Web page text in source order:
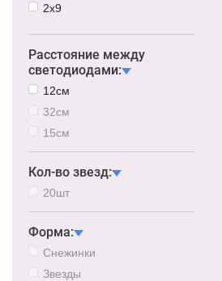
2х9
Расстояние между
светодиодами:
12см
32см
15см
Кол-во звезд:
20шт
Форма:
Снежинки
Звезды